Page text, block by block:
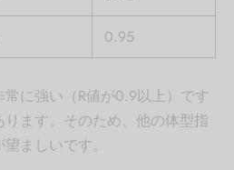
0.95
に強い（R値が0.9以上）です
ます。そのため、他の体型指
ましいです。